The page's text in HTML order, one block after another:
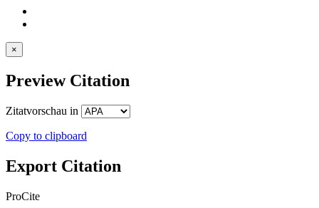
×
Preview Citation
Zitatvorschau in
Copy to clipboard
Export Citation
ProCite